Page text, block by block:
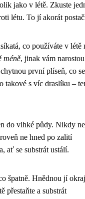
jako v létě. Zkuste
létu. To jí akorát
co používáte v létě
méně, jinak vám narostou
první plíseň, co se
takové s víc draslíku –
do vlhké půdy. Nikdy
ne hned po zalití
ať se substrát ustálí.
špatně. Hnědnou jí
přestaňte a substrát